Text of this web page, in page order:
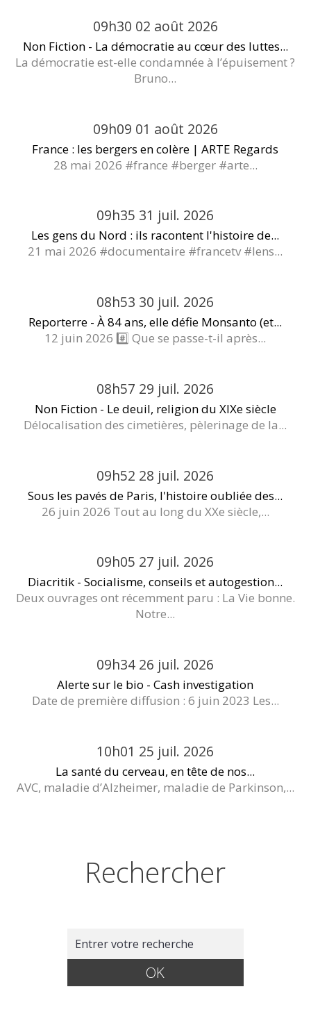
09h30 02 août 2026
Non Fiction - La démocratie au cœur des luttes...
La démocratie est-elle condamnée à l’épuisement ?
Bruno...
09h09 01 août 2026
France : les bergers en colère | ARTE Regards
28 mai 2026 #france #berger #arte...
09h35 31 juil. 2026
Les gens du Nord : ils racontent l'histoire de...
21 mai 2026 #documentaire #francetv #lens...
08h53 30 juil. 2026
Reporterre - À 84 ans, elle défie Monsanto (et...
12 juin 2026 #️⃣ Que se passe-t-il après...
08h57 29 juil. 2026
Non Fiction - Le deuil, religion du XIXe siècle
Délocalisation des cimetières, pèlerinage de la...
09h52 28 juil. 2026
Sous les pavés de Paris, l'histoire oubliée des...
26 juin 2026 Tout au long du XXe siècle,...
09h05 27 juil. 2026
Diacritik - Socialisme, conseils et autogestion...
Deux ouvrages ont récemment paru : La Vie bonne.
Notre...
09h34 26 juil. 2026
Alerte sur le bio - Cash investigation
Date de première diffusion : 6 juin 2023 Les...
10h01 25 juil. 2026
La santé du cerveau, en tête de nos...
AVC, maladie d’Alzheimer, maladie de Parkinson,...
Rechercher